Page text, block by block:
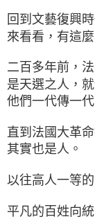
回到文藝復興
來看看，有這
二百多年前，
是天選之人，
他們一代傳一
直到法國大革
其實也是人。
以往高人一等
平凡的百姓向